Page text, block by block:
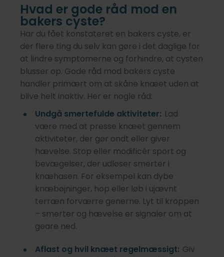
Hvad er gode råd mod en
bakers cyste?
Har du fået konstateret en bakers cyste, er
der flere ting du selv kan gøre i det daglige for
at lindre symptomerne og forhindre, at cysten
blusser op. Gode råd mod bakers cyste
handler primært om at skåne knæet uden at
blive helt inaktiv. Her er nogle råd:
Undgå smertefulde aktiviteter: Lad
være med at presse knæet gennem
aktiviteter, der gør ondt eller giver
hævelse. Stop eller modificér sport og
bevægelser, der udløser smerter i
knæhasen. For eksempel kan dybe
knæbøjninger, hop eller løb i ujævnt
terræn forværre generne. Lyt til kroppen
– smerter og hævelse er signaler om at
geare ned.
Aflast og hvil knæet regelmæssigt: Giv